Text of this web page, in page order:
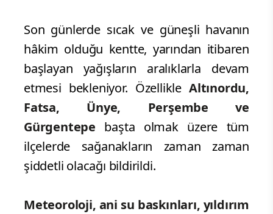
Son günlerde sıcak ve güneşli havanın
hâkim olduğu kentte, yarından itibaren
başlayan yağışların aralıklarla devam
etmesi bekleniyor. ÖzellikleAltınordu,
Fatsa, Ünye, Perşembe ve
Gürgentepe başta olmak üzere tüm
ilçelerde sağanakların zaman zaman
şiddetli olacağı bildirildi.
Meteoroloji, ani su baskınları, yıldırım